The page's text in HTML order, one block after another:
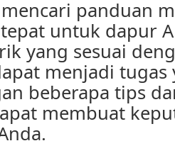
panduan
untuk dapur
yang sesuai
menjadi
beberapa tips
membuat